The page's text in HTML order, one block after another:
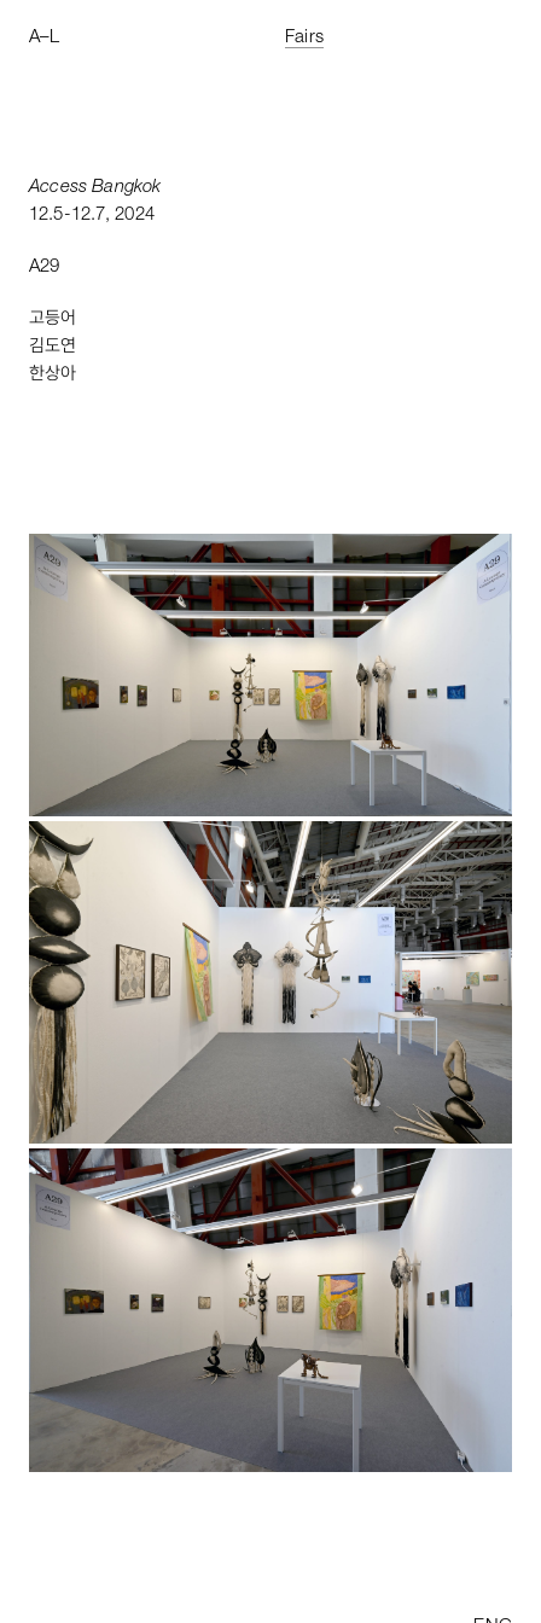
A–L Fairs
Access Bangkok
12.5-12. 7,2024
A29
고등어
김도연
한상아